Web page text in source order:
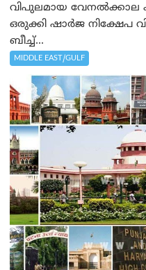
വിപുലമായ വേനൽക്കാല
ഒരുക്കി ഷാർജ നിക്ഷേപ
ബീച്ച്...
MIDDLE EAST/GULF